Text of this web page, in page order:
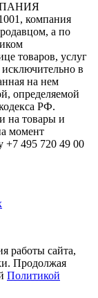
компания
а по
товаров, услуг
в
на нем
определяемой
РФ.
на товары и
момент
+7 495 720 49 00
работы сайта,
Продолжая
Политикой